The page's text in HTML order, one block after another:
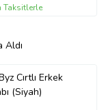
Taksitlerle
Aldı
Cırtlı Erkek
(Siyah)